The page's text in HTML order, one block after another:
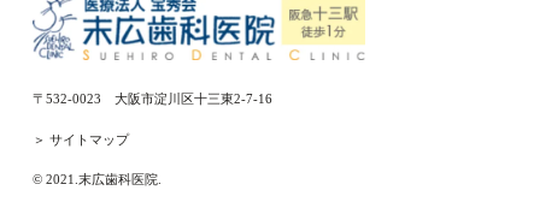
〒532-0023 大阪市淀川区十三東2-7-16
＞ サイトマップ
© 2021.末広歯科医院.